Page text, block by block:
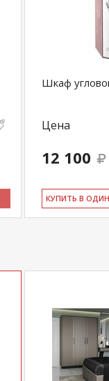
Шкаф
Цена
12 100
КУ­ПИТЬ В